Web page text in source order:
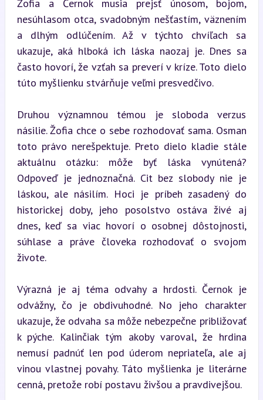
Žofia a Černok musia prejsť únosom, bojom,
nesúhlasom otca, svadobným nešťastím, väznením
a dlhým odlúčením. Až v týchto chvíľach sa
ukazuje, aká hlboká ich láska naozaj je. Dnes sa
často hovorí, že vzťah sa preverí v kríze. Toto dielo
túto myšlienku stvárňuje veľmi presvedčivo.
Druhou významnou témou je sloboda verzus
násilie. Žofia chce o sebe rozhodovať sama. Osman
toto právo nerešpektuje. Preto dielo kladie stále
aktuálnu otázku: môže byť láska vynútená?
Odpoveď je jednoznačná. Cit bez slobody nie je
láskou, ale násilím. Hoci je príbeh zasadený do
historickej doby, jeho posolstvo ostáva živé aj
dnes, keď sa viac hovorí o osobnej dôstojnosti,
súhlase a práve človeka rozhodovať o svojom
živote.
Výrazná je aj téma odvahy a hrdosti. Černok je
odvážny, čo je obdivuhodné. No jeho charakter
ukazuje, že odvaha sa môže nebezpečne približovať
k pýche. Kalinčiak tým akoby varoval, že hrdina
nemusí padnúť len pod úderom nepriateľa, ale aj
vinou vlastnej povahy. Táto myšlienka je literárne
cenná, pretože robí postavu živšou a pravdivejšou.